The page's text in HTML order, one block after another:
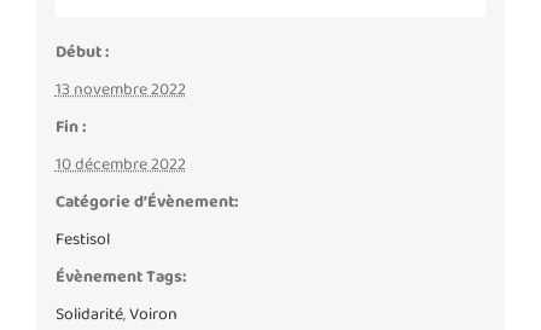
Début :
13 novembre 2022
Fin :
10 décembre 2022
Catégorie d’Évènement:
Festisol
Évènement Tags:
Solidarité,Voiron